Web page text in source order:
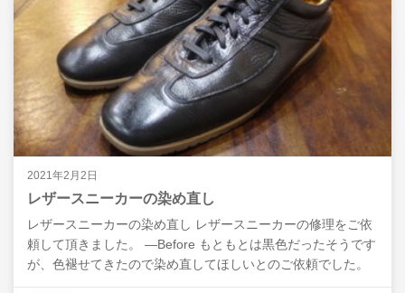
2021年2月2日
レザースニーカーの染め直し
レザースニーカーの染め直し レザースニーカーの修理をご依
頼して頂きました。 ―Before もともとは黒色だったそうです
が、色褪せてきたので染め直してほしいとのご依頼でした。